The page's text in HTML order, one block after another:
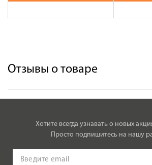
Отзывы о товаре
Хотите всегда узнавать о новых
Просто подпишитесь на нашу